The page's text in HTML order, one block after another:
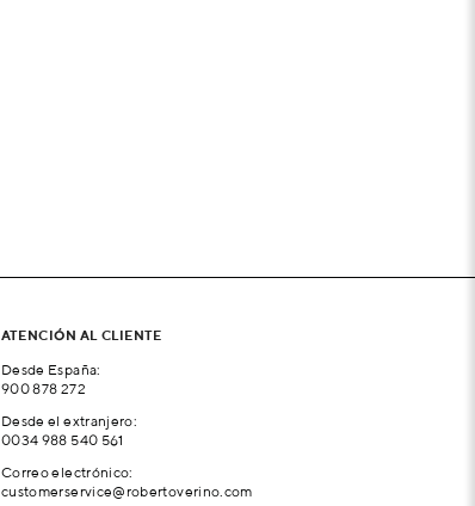
ATENCIÓN AL CLIENTE
Desde España:
900 878 272
Desde el extranjero:
0034 988 540 561
Correo electrónico:
customerservice@robertoverino.com